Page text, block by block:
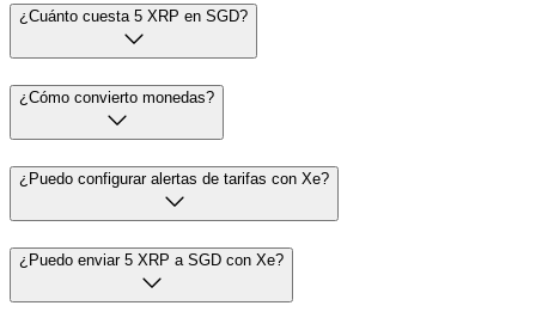
¿Cuánto cuesta 5 XRP en SGD?
¿Cómo convierto monedas?
¿Puedo configurar alertas de tarifas con Xe?
¿Puedo enviar 5 XRP a SGD con Xe?